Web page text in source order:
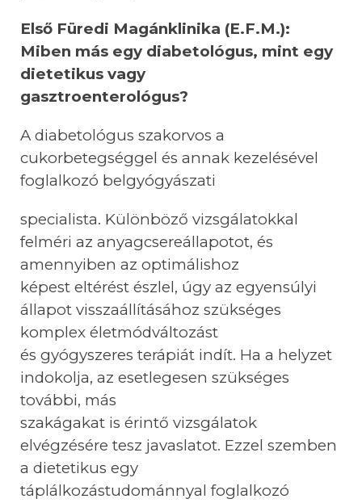
Első Füredi Magánklinika (E.F.M.):
Miben más egy diabetológus, mint egy
dietetikus vagy
gasztroenterológus?
A diabetológus szakorvos a
cukorbetegséggel és annak kezelésével
foglalkozó belgyógyászati
specialista. Különböző vizsgálatokkal
felméri az anyagcsereállapotot, és
amennyiben az optimálishoz
képest eltérést észlel, úgy az egyensúlyi
állapot visszaállításához szükséges
komplex életmódváltozást
és gyógyszeres terápiát indít. Ha a helyzet
indokolja, az esetlegesen szükséges
további, más
szakágakat is érintő vizsgálatok
elvégzésére tesz javaslatot. Ezzel szemben
a dietetikus egy
táplálkozástudománnyal foglalkozó